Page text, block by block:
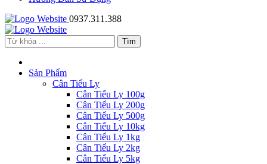
0937.311.388
Sản Phẩm
Cân Tiểu Ly
Cân Tiểu Ly 100g
Cân Tiểu Ly 200g
Cân Tiểu Ly 500g
Cân Tiểu Ly 10kg
Cân Tiểu Ly 1kg
Cân Tiểu Ly 2kg
Cân Tiểu Ly 5kg